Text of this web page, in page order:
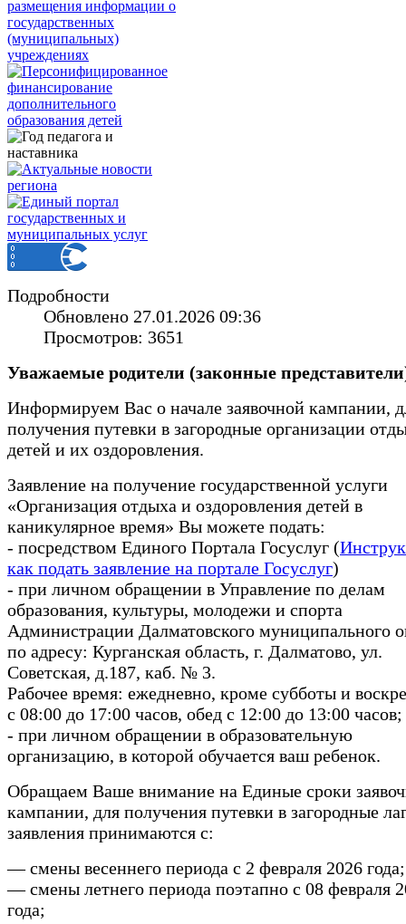
Подробности
Обновлено 27.01.2026 09:36
Просмотров: 3651
Уважаемые родители (законные
Информируем Вас о начале заявочной кампании,
получения путевки в загородные организации
детей и их оздоровления.
Заявление на получение государственной услуги
«Организация отдыха и оздоровления детей в
каникулярное время» Вы можете подать:
- посредством Единого Портала Госуслуг (
как подать заявление на портале Госуслуг)
- при личном обращении в Управление по делам
образования, культуры, молодежи и спорта
Администрации Далматовского муниципального
по адресу: Курганская область, г. Далматово, ул.
Советская, д.187, каб. № 3.
Рабочее время: ежедневно, кроме субботы и
с 08:00 до 17:00 часов, обед с 12:00 до 13:00 часов;
- при личном обращении в образовательную
организацию, в которой обучается ваш ребенок.
Обращаем Ваше внимание на Единые сроки
кампании, для получения путевки в загородные
заявления принимаются с:
— смены весеннего периода с 2 февраля 2026 года;
— смены летнего периода поэтапно с 08 февраля
года;